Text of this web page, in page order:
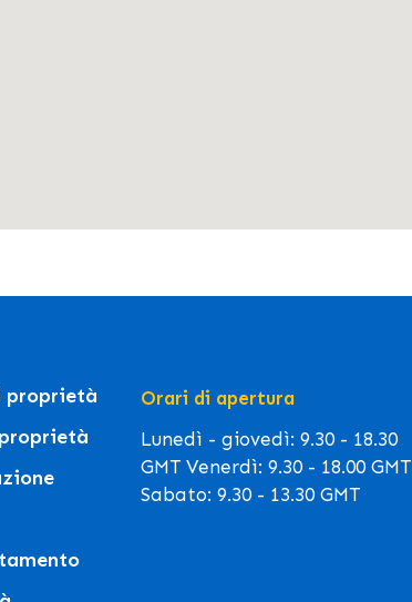
proprietà
Orari di apertura
Lunedì - giovedì: 9.30 - 18.30
GMT Venerdì: 9.30 - 18.00 GMT
Sabato: 9.30 - 13.30 GMT